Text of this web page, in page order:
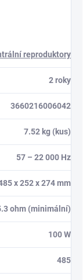
reproduktory
2 roky
3660216006042
7.52 kg (kus)
57 – 22 000 Hz
x 252 x 274 mm
ohm (minimální)
100 W
485